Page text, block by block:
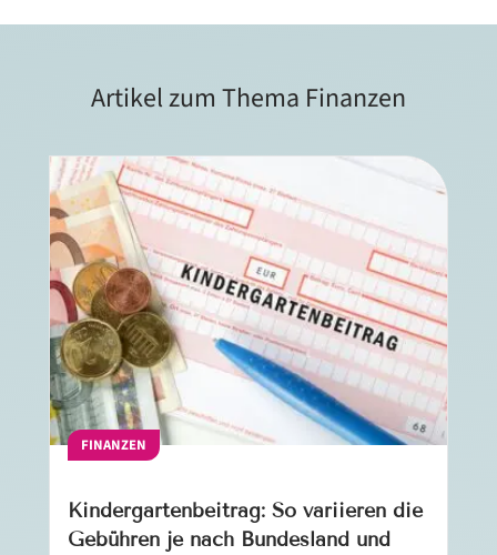
Artikel zum Thema Finanzen
FINANZEN
Kindergartenbeitrag: So variieren die
Gebühren je nach Bundesland und